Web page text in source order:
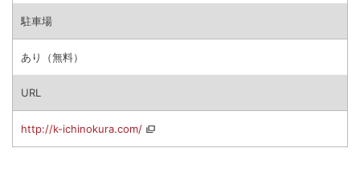
駐車場
あり（無料）
URL
http://k-ichinokura.com/